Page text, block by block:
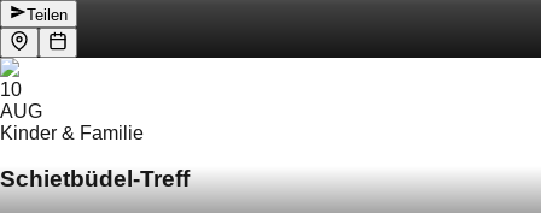
Teilen
10
AUG
Kinder & Familie
Schietbüdel-Treff